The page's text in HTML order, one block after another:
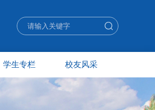
学生专栏 校友风采